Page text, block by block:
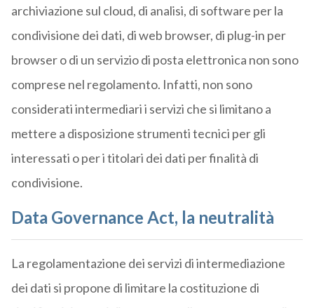
archiviazione sul cloud, di analisi, di software per la
condivisione dei dati, di web browser, di plug-in per
browser o di un servizio di posta elettronica non sono
comprese nel regolamento. Infatti, non sono
considerati intermediari i servizi che si limitano a
mettere a disposizione strumenti tecnici per gli
interessati o per i titolari dei dati per finalità di
condivisione.
Data Governance Act, la neutralità
La regolamentazione dei servizi di intermediazione
dei dati si propone di limitare la costituzione di